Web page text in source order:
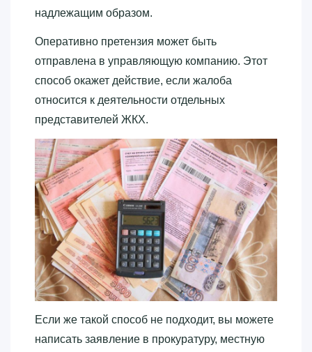
надлежащим образом.
Оперативно претензия может быть
отправлена в управляющую компанию. Этот
способ окажет действие, если жалоба
относится к деятельности отдельных
представителей ЖКХ.
Если же такой способ не подходит, вы можете
написать заявление в прокуратуру, местную